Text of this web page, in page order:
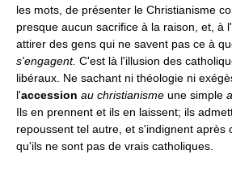
les mots, de présenter le Christianisme
presque aucun sacrifice à la raison, et, à
attirer des gens qui ne savent pas ce à
s'engagent. C'est là l'illusion des
libéraux. Ne sachant ni théologie ni
l'accession au christianisme une simple
Ils en prennent et ils en laissent; ils
repoussent tel autre, et s'indignent après
qu'ils ne sont pas de vrais catholiques.